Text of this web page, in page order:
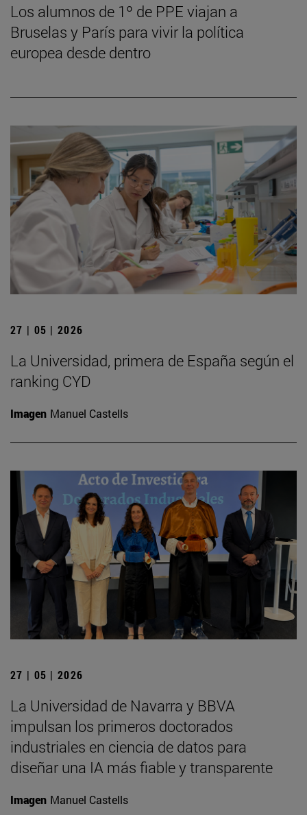
Los alumnos de 1º de PPE viajan a
Bruselas y París para vivir la política
europea desde dentro
27 | 05 | 2026
La Universidad, primera de España según el
ranking CYD
Imagen Manuel Castells
27 | 05 | 2026
La Universidad de Navarra y BBVA
impulsan los primeros doctorados
industriales en ciencia de datos para
diseñar una IA más fiable y transparente
Imagen Manuel Castells